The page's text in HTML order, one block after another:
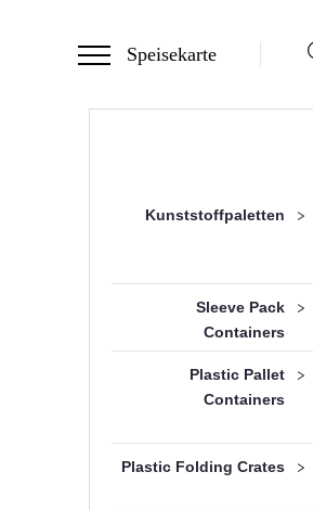
Speisekarte
Kunststoffpaletten >
Sleeve Pack
Containers
>
Plastic Pallet
Containers
>
Plastic Folding Crates >